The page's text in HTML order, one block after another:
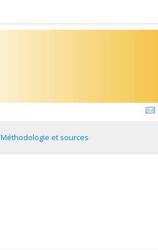
Méthodologie et sources